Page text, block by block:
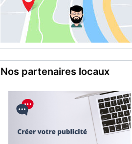
Nos partenaires locaux